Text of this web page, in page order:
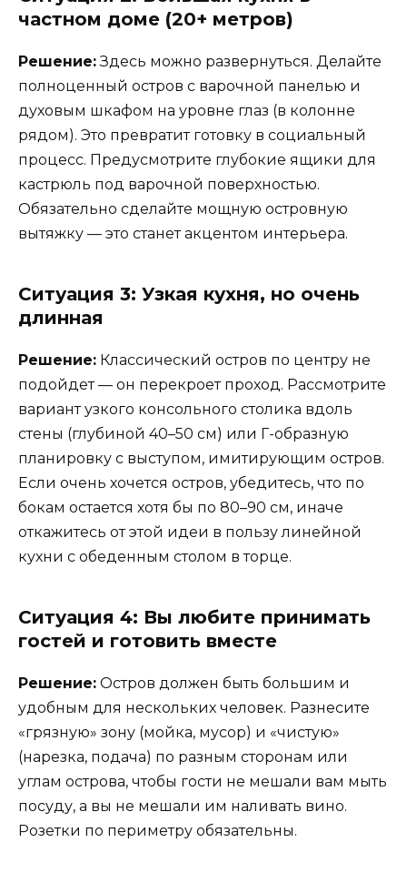
частном доме (20+ метров)
Решение:Здесь можно развернуться. Делайте
полноценный остров с варочной панелью и
духовым шкафом на уровне глаз (в колонне
рядом). Это превратит готовку в социальный
процесс. Предусмотрите глубокие ящики для
кастрюль под варочной поверхностью.
Обязательно сделайте мощную островную
вытяжку — это станет акцентом интерьера.
Ситуация 3: Узкая кухня, но очень
длинная
Решение: Классический остров по центру не
подойдет — он перекроет проход. Рассмотрите
вариант узкого консольного столика вдоль
стены (глубиной 40–50 см) или Г-образную
планировку с выступом, имитирующим остров.
Если очень хочется остров, убедитесь, что по
бокам остается хотя бы по 80–90 см, иначе
откажитесь от этой идеи в пользу линейной
кухни с обеденным столом в торце.
Ситуация 4: Вы любите принимать
гостей и готовить вместе
Решение: Остров должен быть большим и
удобным для нескольких человек. Разнесите
«грязную» зону (мойка, мусор) и «чистую»
(нарезка, подача) по разным сторонам или
углам острова, чтобы гости не мешали вам мыть
посуду, а вы не мешали им наливать вино.
Розетки по периметру обязательны.